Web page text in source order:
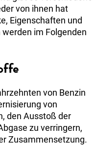
von ihnen hat
Eigenschaften und
im Folgenden
von Benzin
von
den Ausstoß der
zu verringern,
Zusammensetzung.